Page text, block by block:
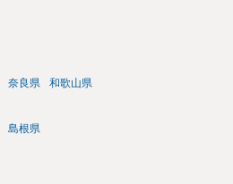
奈良県 和歌山県
島根県